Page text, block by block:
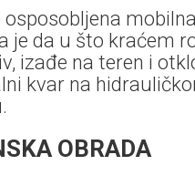
je da u što kraćem
izađe na teren i
kvar na
OBRADA